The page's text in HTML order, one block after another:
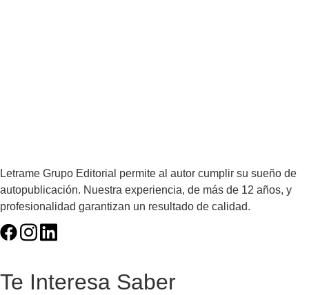
Letrame Grupo Editorial permite al autor cumplir su sueño de
autopublicación. Nuestra experiencia, de más de 12 años, y
profesionalidad garantizan un resultado de calidad.
Te Interesa Saber